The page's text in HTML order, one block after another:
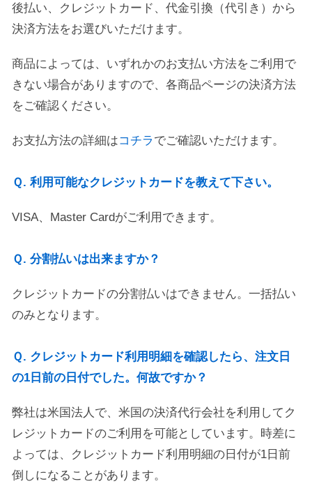
後払い、クレジットカード、代金引換（代引き）から
決済方法をお選びいただけます。
商品によっては、いずれかのお支払い方法をご利用で
きない場合がありますので、各商品ページの決済方法
をご確認ください。
お支払方法の詳細はコチラ でご確認いただけます。
Ｑ. 利用可能なクレジットカードを教えて下さい。
VISA、Master Cardがご利用できます。
Ｑ. 分割払いは出来ますか？
クレジットカードの分割払いはできません。一括払い
のみとなります。
Ｑ. クレジットカード利用明細を確認したら、注文日
の1日前の日付でした。何故ですか？
弊社は米国法人で、米国の決済代行会社を利用してク
レジットカードのご利用を可能としています。時差に
よっては、クレジットカード利用明細の日付が1日前
倒しになることがあります。